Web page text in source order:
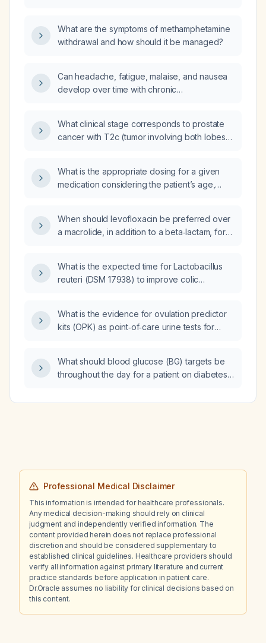
What are the symptoms of methamphetamine
withdrawal and how should it be managed?
Can headache, fatigue, malaise, and nausea
develop over time with chronic
What clinical stage corresponds to prostate
cancer with T2c (tumor involving both lobes),
What is the appropriate dosing for a given
medication considering the patient’s age,
When should levofloxacin be preferred over
a macrolide, in addition to a beta‑lactam, for
What is the expected time for Lactobacillus
reuteri (DSM 17938) to improve colic
What is the evidence for ovulation predictor
kits (OPK) as point‑of‑care urine tests for
What should blood glucose (BG) targets be
throughout the day for a patient on diabetes
Professional Medical Disclaimer
This information is intended for healthcare professionals.
Any medical decision-making should rely on clinical
judgment and independently verified information. The
content provided herein does not replace professional
discretion and should be considered supplementary to
established clinical guidelines. Healthcare providers should
verify all information against primary literature and current
practice standards before application in patient care.
Dr.Oracle assumes no liability for clinical decisions based on
this content.